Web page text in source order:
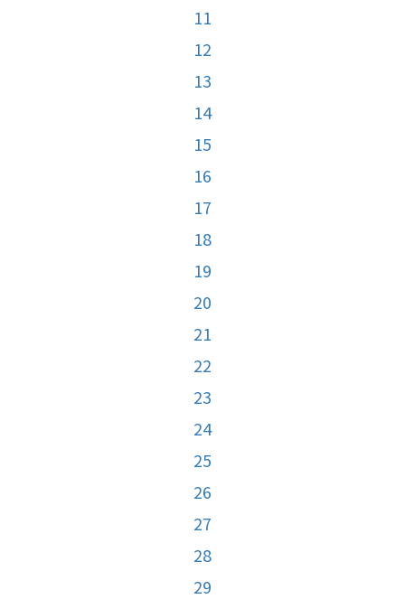
11
12
13
14
15
16
17
18
19
20
21
22
23
24
25
26
27
28
29